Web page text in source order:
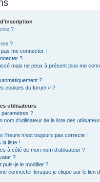
?
?
me connecter !
?
mais ne peux à présent plus me
?
cookies du forum » ?
utilisateurs
paramètres ?
nom d’utilisateur de la liste des
l’heure n’est toujours pas correcte !
la liste !
à côté de mon nom d’utilisateur ?
?
puis-je le modifier ?
connecter lorsque je clique sur le lien